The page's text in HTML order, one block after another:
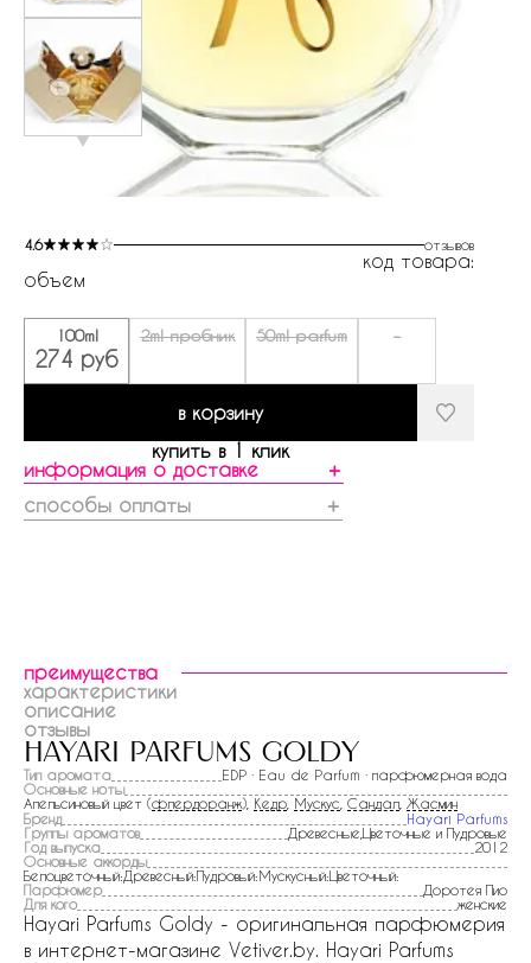
4.6 отзывов
код товара:
объем
100ml
274 руб
2ml пробник 50ml parfum -
в корзину
купить в 1 клик
информация о доставке
＋
способы оплаты
＋
преимущества
характеристики
описание
отзывы
hayari parfums goldy
Тип аромата
EDP · Eau de Parfum · парфюмерная вода
Основные ноты
Апельсиновый цвет (флердоранж), Кедр Мускус Сандал Жасмин
Бренд
Hayari Parfums
Группы ароматов
Древесные,Цветочные и Пудровые
Год выпуска
2012
Основные аккорды
Белоцветочный:Древесный:Пудровый:Мускусный:Цветочный:
Парфюмер
Доротея Пио
Для кого
женские
Hayari Parfums Goldy - оригинальная парфюмерия
в интернет-магазине Vetiver.by. Hayari Parfums